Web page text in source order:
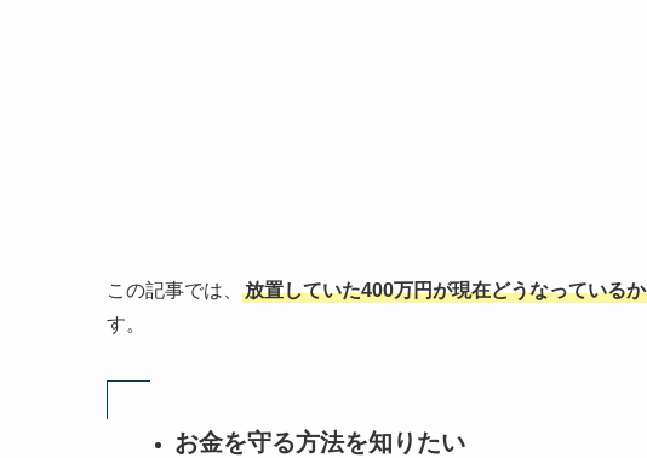
この記事では、 放置していた400万円が現在どうなっているか
す。
お金を守る方法を知りたい